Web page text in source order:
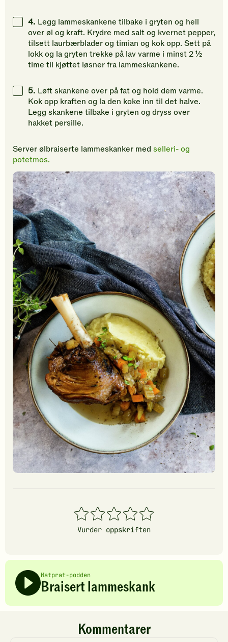
4. Legg lammeskankene tilbake i gryten og hell
over øl og kraft. Krydre med salt og kvernet pepper,
tilsett laurbærblader og timian og kok opp. Sett på
lokk og la gryten trekke på lav varme i minst 2 ½
time til kjøttet løsner fra lammeskankene.
5. Løft skankene over på fat og hold dem varme.
Kok opp kraften og la den koke inn til det halve.
Legg skankene tilbake i gryten og dryss over
hakket persille.
Server ølbraiserte lammeskanker med selleri- og
potetmos.
1
stjerner
2
stjerner
3
stjerner
4
stjerner
5
stjerner
Vurder oppskriften
Matprat-podden
Braisert lammeskank
Kommentarer